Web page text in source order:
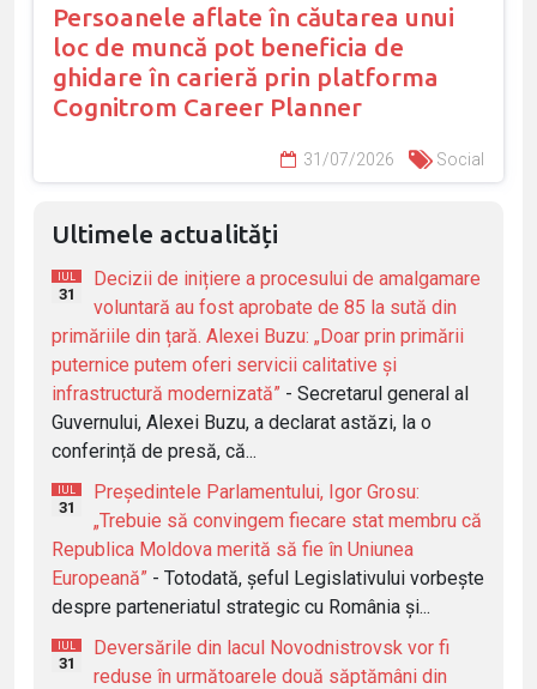
Persoanele aflate în căutarea unui
loc de muncă pot beneficia de
ghidare în carieră prin platforma
Cognitrom Career Planner
31/07/2026 Social
Ultimele actualități
IUL
31
Decizii de inițiere a procesului de amalgamare
voluntară au fost aprobate de 85 la sută din
primăriile din țară. Alexei Buzu: „Doar prin primării
puternice putem oferi servicii calitative și
infrastructură modernizată” - Secretarul general al
Guvernului, Alexei Buzu, a declarat astăzi, la o
conferință de presă, că...
IUL
31
Președintele Parlamentului, Igor Grosu:
„Trebuie să convingem fiecare stat membru că
Republica Moldova merită să fie în Uniunea
Europeană” - Totodată, șeful Legislativului vorbește
despre parteneriatul strategic cu România și...
IUL
31
Deversările din lacul Novodnistrovsk vor fi
reduse în următoarele două săptămâni din